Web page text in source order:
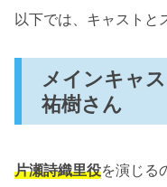
以下では、キャストと
メインキャ
祐樹さん
片瀬詩織里役を演じる